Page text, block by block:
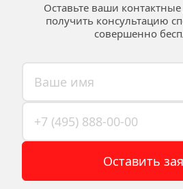
Оставьте ваши
получить консультацию
совершенно
Оставить